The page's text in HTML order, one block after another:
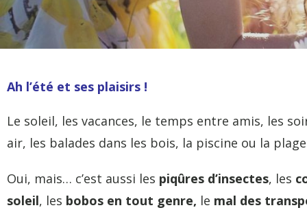
Ah l’été et ses plaisirs !
Le soleil, les vacances, le temps entre amis, les
air, les balades dans les bois, la piscine ou la
Oui, mais… c’est aussi les piqûres d’insectes, les
soleil, les bobos en tout genre, le mal des